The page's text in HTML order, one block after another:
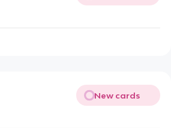
New cards